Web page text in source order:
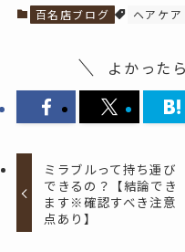
百名店ブログ ヘアケア
よかった
ミラブルって持ち運び
できるの？【結論でき
ます※確認すべき注意
点あり】